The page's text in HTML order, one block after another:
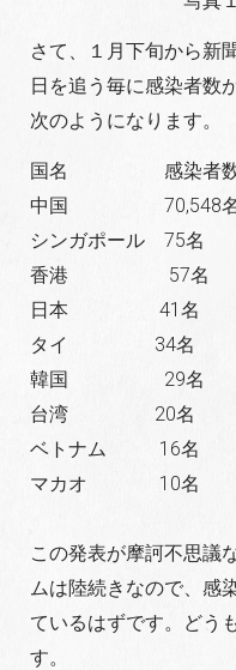
さて、１月下旬から新
日を追う毎に感染者数
次のようになります。
国名 感染者数
中国 70,548名
シンガポール
香港 57名
日本 41名 1名（
タイ 34名
韓国 29名
台湾 20名
ベトナム 16
マカオ 10名
この発表が摩訶不思議
ムは陸続きなので、感
ているはずです。どう
す。